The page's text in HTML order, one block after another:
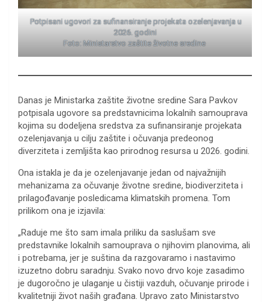
Potpisani ugovori za sufinansiranje projekata ozelenjavanja u
2026. godini
Foto: Ministarstvo zaštite životne sredine
Danas je Ministarka zaštite životne sredine Sara Pavkov
potpisala ugovore sa predstavnicima lokalnih samouprava
kojima su dodeljena sredstva za sufinansiranje projekata
ozelenjavanja u cilju zaštite i očuvanja predeonog
diverziteta i zemljišta kao prirodnog resursa u 2026. godini.
Ona istakla je da je ozelenjavanje jedan od najvažnijih
mehanizama za očuvanje životne sredine, biodiverziteta i
prilagođavanje posledicama klimatskih promena. Tom
prilikom ona je izjavila:
„Raduje me što sam imala priliku da saslušam sve
predstavnike lokalnih samouprava o njihovim planovima, ali
i potrebama, jer je suština da razgovaramo i nastavimo
izuzetno dobru saradnju. Svako novo drvo koje zasadimo
je dugoročno je ulaganje u čistiji vazduh, očuvanje prirode i
kvalitetniji život naših građana. Upravo zato Ministarstvo